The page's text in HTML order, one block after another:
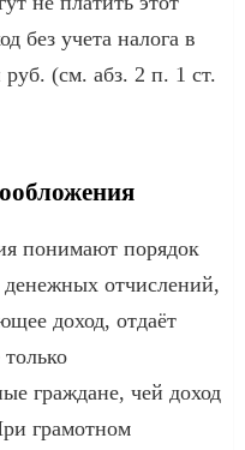
без учета налога в
(см. абз. 2 п. 1 ст.
понимают порядок
денежных отчислений,
доход, отдаёт
граждане, чей доход
грамотном